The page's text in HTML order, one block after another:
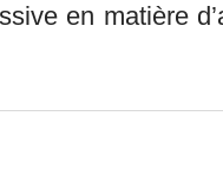
en matière